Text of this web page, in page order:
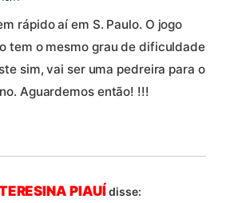
rápido aí em S. Paulo. O jogo
tem o mesmo grau de dificuldade
sim, vai ser uma pedreira para o
Aguardemos então! !!!
PIAUÍdisse: